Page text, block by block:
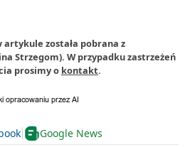
została pobrana z
Strzegom). W przypadku zastrzeżeń
prosimy o kontakt.
Google News